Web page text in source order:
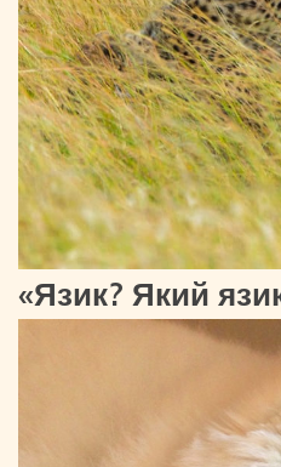
«Язик? Який